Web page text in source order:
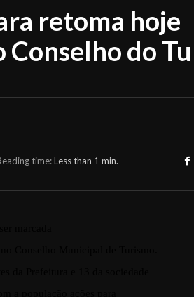
retoma hoje
Conselho do
time:Less than 1 min.